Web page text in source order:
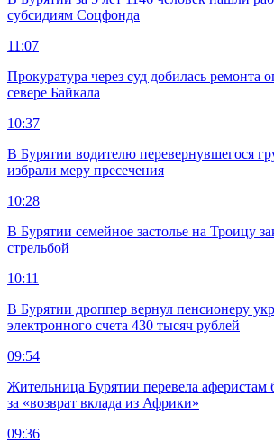
субсидиям Соцфонда
11:07
Прокуратура через суд добилась ремонта
севере Байкала
10:37
В Бурятии водителю перевернувшегося
избрали меру пресечения
10:28
В Бурятии семейное застолье на Троицу
стрельбой
10:11
В Бурятии дроппер вернул пенсионеру
электронного счета 430 тысяч рублей
09:54
Жительница Бурятии перевела аферистам
за «возврат вклада из Африки»
09:36